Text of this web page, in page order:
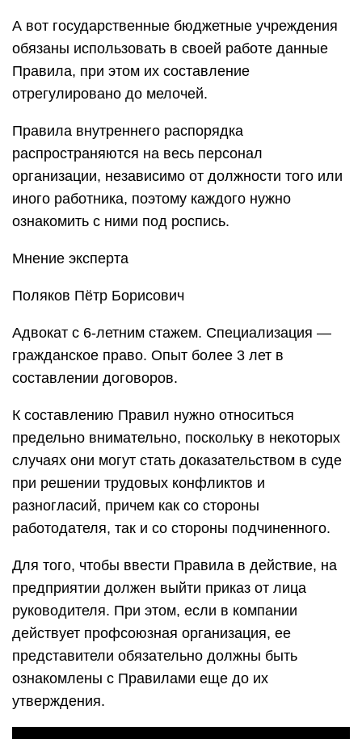
А вот государственные бюджетные учреждения
обязаны использовать в своей работе данные
Правила, при этом их составление
отрегулировано до мелочей.
Правила внутреннего распорядка
распространяются на весь персонал
организации, независимо от должности того или
иного работника, поэтому каждого нужно
ознакомить с ними под роспись.
Мнение эксперта
Поляков Пётр Борисович
Адвокат с 6-летним стажем. Специализация —
гражданское право. Опыт более 3 лет в
составлении договоров.
К составлению Правил нужно относиться
предельно внимательно, поскольку в некоторых
случаях они могут стать доказательством в суде
при решении трудовых конфликтов и
разногласий, причем как со стороны
работодателя, так и со стороны подчиненного.
Для того, чтобы ввести Правила в действие, на
предприятии должен выйти приказ от лица
руководителя. При этом, если в компании
действует профсоюзная организация, ее
представители обязательно должны быть
ознакомлены с Правилами еще до их
утверждения.